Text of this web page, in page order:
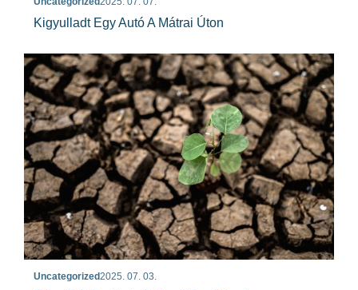
Kigyulladt Egy Autó A Mátrai Úton
Uncategorized2025. 07. 03.